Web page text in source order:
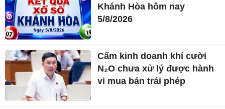
Khánh Hòa hôm nay
5/8/2026
Cấm kinh doanh khí cười
N₂O chưa xử lý được hành
vi mua bán trái phép